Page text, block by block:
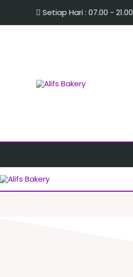
Setiap Hari : 07.00 - 21.00